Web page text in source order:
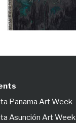
Panama Art Week
Asunción Art Week